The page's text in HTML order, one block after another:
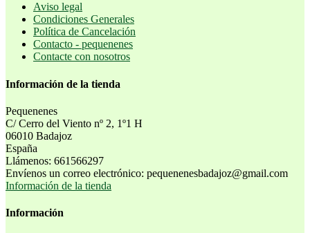
Aviso legal
Condiciones Generales
Política de Cancelación
Contacto - pequenenes
Contacte con nosotros
Información de la tienda
Pequenenes
C/ Cerro del Viento nº 2, 1º1 H
06010 Badajoz
España
Llámenos: 661566297
Envíenos un correo electrónico: pequenenesbadajoz@gmail.com
Información de la tienda
Información